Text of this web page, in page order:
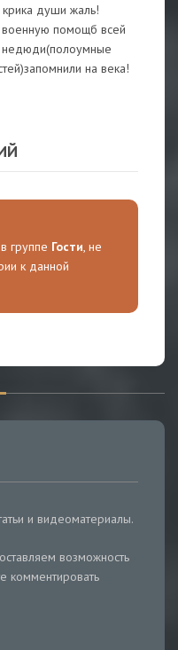
души жаль!
военную помощб всей
недюди(полоумные
на века!
группе Гости, не
к данной
и видеоматериалы.
возможность
комментировать